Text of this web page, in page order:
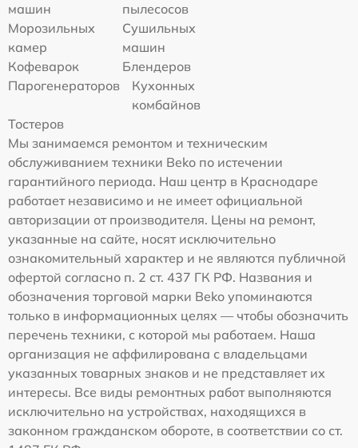
машин
пылесосов
Морозильных
камер
Сушильных
машин
Кофеварок
Блендеров
Парогенераторов
Кухонных
комбайнов
Тостеров
Мы занимаемся ремонтом и техническим
обслуживанием техники Beko по истечении
гарантийного периода. Наш центр в Краснодаре
работает независимо и не имеет официальной
авторизации от производителя. Цены на ремонт,
указанные на сайте, носят исключительно
ознакомительный характер и не являются публичной
офертой согласно п. 2 ст. 437 ГК РФ. Названия и
обозначения торговой марки Beko упоминаются
только в информационных целях — чтобы обозначить
перечень техники, с которой мы работаем. Наша
организация не аффилирована с владельцами
указанных товарных знаков и не представляет их
интересы. Все виды ремонтных работ выполняются
исключительно на устройствах, находящихся в
законном гражданском обороте, в соответствии со ст.